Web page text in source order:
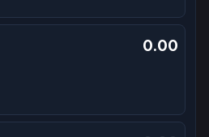
0.00